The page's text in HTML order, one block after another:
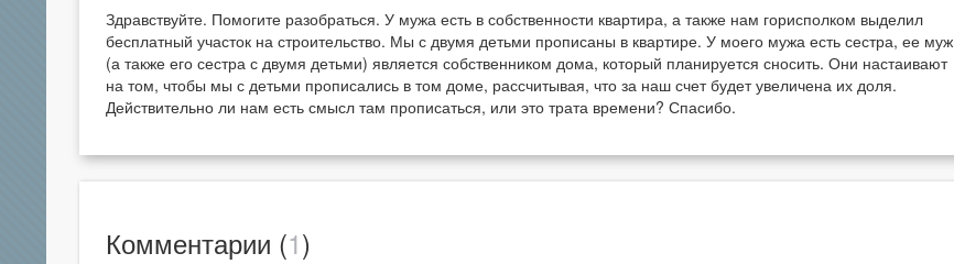
Здравствуйте. Помогите разобраться. У мужа есть в собственности квартира, а также нам горисполком выделил
бесплатный участок на строительство. Мы с двумя детьми прописаны в квартире. У моего мужа есть сестра, ее муж
(а также его сестра с двумя детьми) является собственником дома, который планируется сносить. Они настаивают
на том, чтобы мы с детьми прописались в том доме, рассчитывая, что за наш счет будет увеличена их доля.
Действительно ли нам есть смысл там прописаться, или это трата времени? Спасибо.
Комментарии (1)